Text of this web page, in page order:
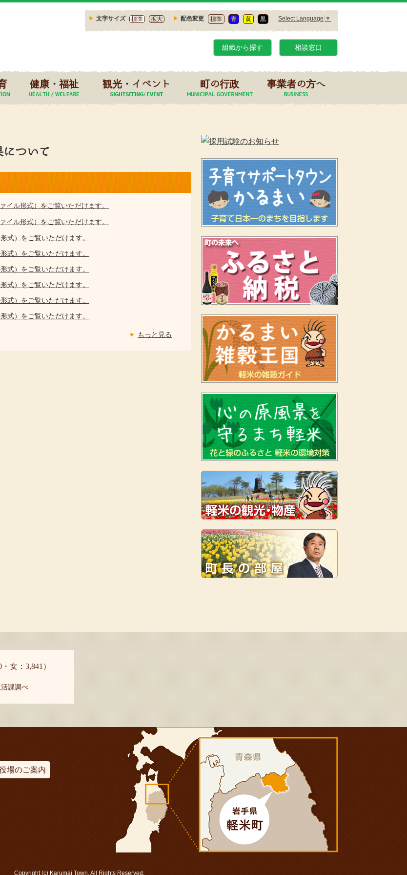
文字サイズ 標準 拡大 配色変更 標準 青 黄 黒 Select Language ▼
組織から探す 相談窓口
健康・福祉 観光・イベント 町の行政 事業者の方へ
ついて
イル形式）をご覧いただけます。
イル形式）をご覧いただけます。
式）をご覧いただけます。
式）をご覧いただけます。
式）をご覧いただけます。
式）をご覧いただけます。
式）をご覧いただけます。
式）をご覧いただけます。
もっと見る
女：3,841）
課調べ
場のご案内
Copyright (c) Karumai Town. All Rights Reserved.